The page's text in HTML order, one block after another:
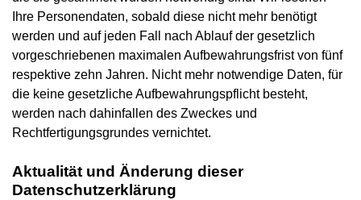
Ihre Personendaten, sobald diese nicht mehr benötigt
werden und auf jeden Fall nach Ablauf der gesetzlich
vorgeschriebenen maximalen Aufbewahrungsfrist von fünf
respektive zehn Jahren. Nicht mehr notwendige Daten, für
die keine gesetzliche Aufbewahrungspflicht besteht,
werden nach dahinfallen des Zweckes und
Rechtfertigungsgrundes vernichtet.
Aktualität und Änderung dieser
Datenschutzerklärung